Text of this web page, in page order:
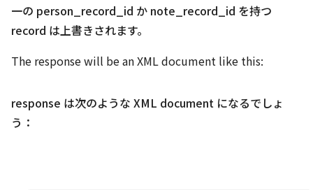
一の person_record_id か note_record_id を持つ
record は上書きされます。
The response will be an XML document like this:
response は次のような XML document になるでしょ
う：